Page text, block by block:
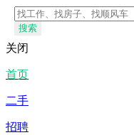
搜索
关闭
首页
二手
招聘